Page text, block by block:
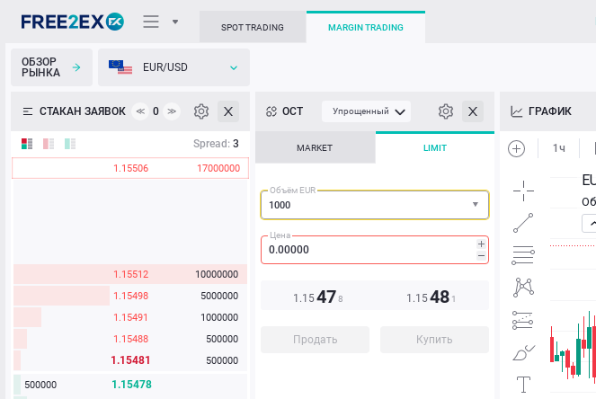
Heatmap
База знаний
SPOT TRADING MARGIN TRADING
ОБЗОР
РЫНКА
EUR/USD
СТАКАН ЗАЯВОК ≪ 0 ≫
Spread: 3
1.15506 17000000
1.15512
10000000
1.15498
5000000
1.15491
1000000
1.15488
500000
1.15481 500000
1.15478
500000
ОСТ Упрощенный
MARKET LIMIT
Объём EUR
Цена
1.15478 1.1548 1
Продать Купить
ГРАФИК